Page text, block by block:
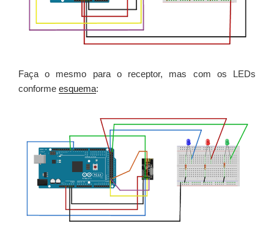
Faça o mesmo para o receptor, mas com os LEDs
conforme esquema: